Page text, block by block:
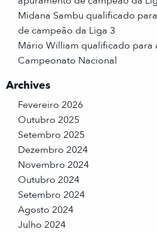
Midana Sambu qualificado
de campeão da Liga 3
Mário William qualificado para
Campeonato Nacional
Archives
Fevereiro 2026
Outubro 2025
Setembro 2025
Dezembro 2024
Novembro 2024
Outubro 2024
Setembro 2024
Agosto 2024
Julho 2024